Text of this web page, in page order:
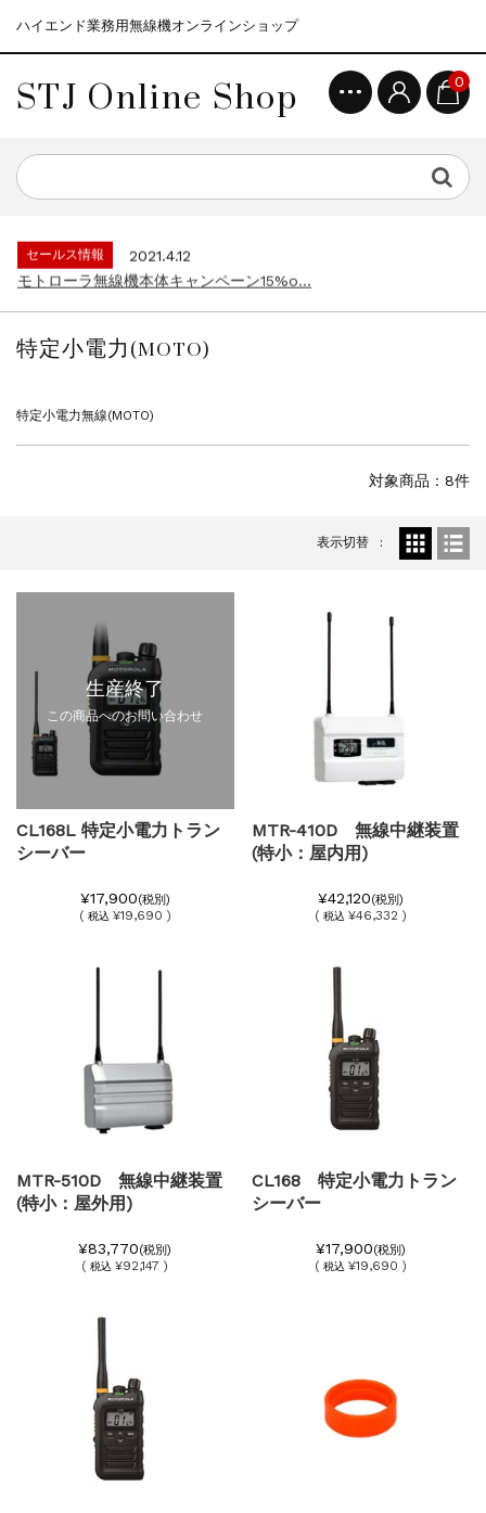
ハイエンド業務用無線機オンラインショップ
STJ Online Shop 0
セールス情報
2021.4.12
モトローラ無線機本体キャンペーン15%o...
５月大型連休に伴う営業日のお知らせ...
セールス情報
2023.4.1
セールス情報
2021.4.12
モトローラ無線機本体キャンペーン15%o...
セールス情報
2023.4.1
セールス情報
2021.4.12
特定小電力(MOTO)
特定小電力無線(MOTO)
対象商品：8件
表示切替
生産終了
この商品へのお問い合わせ
CL168L 特定小電力トラン
シーバー
¥17,900(税別)
( 税込 ¥19,690 )
MTR-410D 無線中継装置
(特小：屋内用)
¥42,120(税別)
(税込 ¥46,332 )
MTR-510D 無線中継装置
(特小：屋外用)
¥83,770(税別)
(税込 ¥92,147 )
CL168 特定小電力トラン
シーバー
¥17,900(税別)
(税込 ¥19,690 )